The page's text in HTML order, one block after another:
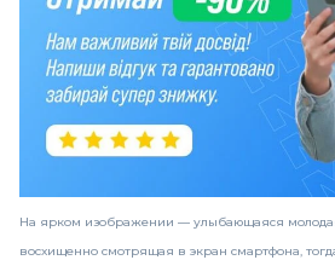
На ярком изображении — улыбающаяся
восхищенно смотрящая в экран смартфона,